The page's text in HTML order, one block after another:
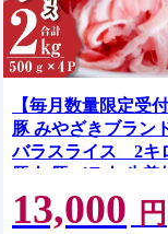
【毎月数量限定受
豚 みやざきブラン
バラスライス 2キ
豚肉 豚バラ肉 生姜
スライス 限定 小分
凍）
13,000 円